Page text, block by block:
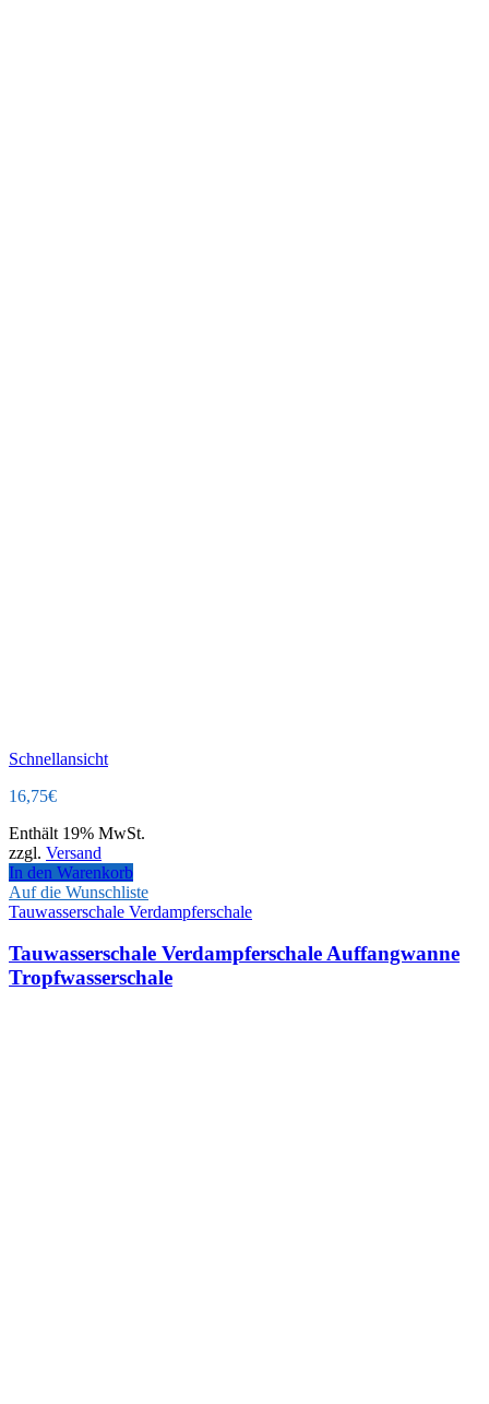
Schnellansicht
16,75€
Enthält 19% MwSt.
zzgl. Versand
In den Warenkorb
Auf die Wunschliste
Tauwasserschale Verdampferschale
Tauwasserschale Verdampferschale Auffangwanne
Tropfwasserschale